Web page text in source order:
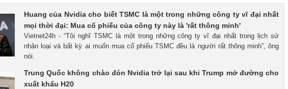
Huang của Nvidia cho biết TSMC là một trong những công ty vĩ đại nhất
mọi thời đại: Mua cổ phiếu của công ty này là 'rất thông minh'
Vietnet24h - “Tôi nghĩ TSMC là một trong những công ty vĩ đại nhất trong lịch sử
nhân loại và bất kỳ ai muốn mua cổ phiếu TSMC đều là người rất thông minh”, ông
nói.
Trung Quốc không chào đón Nvidia trở lại sau khi Trump mở đường cho
xuất khẩu H20